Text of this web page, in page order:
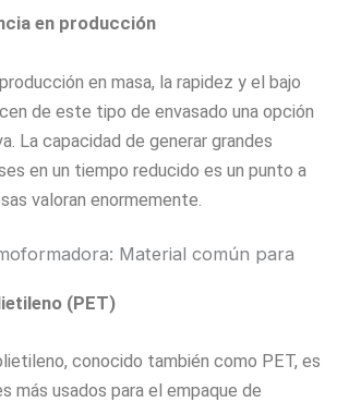
en producción
en masa, la rapidez y el bajo
de este tipo de envasado una opción
La capacidad de generar grandes
en un tiempo reducido es un punto a
valoran enormemente.
Material común para
(PET)
conocido también como PET, es
más usados para el empaque de